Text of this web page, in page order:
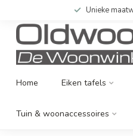
Unieke
Home Eiken tafels
Tuin & woonaccessoires